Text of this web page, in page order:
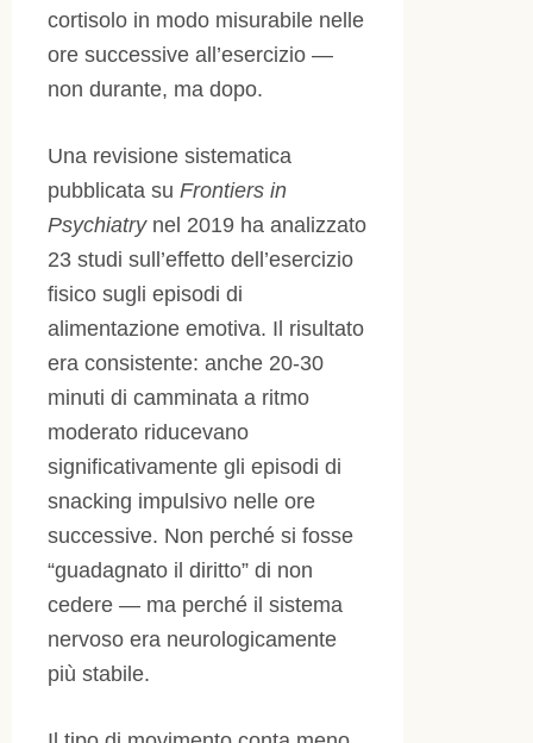
cortisolo in modo misurabile nelle
ore successive all’esercizio —
non durante, ma dopo.
Una revisione sistematica
pubblicata su Frontiers in
Psychiatrynel 2019 ha analizzato
23 studi sull’effetto dell’esercizio
fisico sugli episodi di
alimentazione emotiva. Il risultato
era consistente: anche 20-30
minuti di camminata a ritmo
moderato riducevano
significativamente gli episodi di
snacking impulsivo nelle ore
successive. Non perché si fosse
“guadagnato il diritto” di non
cedere — ma perché il sistema
nervoso era neurologicamente
più stabile.